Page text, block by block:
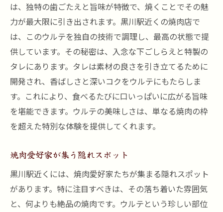
ウルテを食べる際のマナーガイド
黒川駅周辺での焼肉文化を探る
ウルテを楽しむためのおすすめ飲み物
ウルテに合うベストな音楽とは
リーズナブルで贅沢な時間を黒川駅の焼肉店で
過ごす
贅沢を感じるリーズナブルな理由
特別プランでお得感倍増
焼肉と一緒に楽しむドリンクペアリング
贅沢なひとときを楽しむための席選び
ウルテと共に過ごす贅沢な夜
は、独特の歯ごたえと旨味が特徴で、焼くことでその魅
力が最大限に引き出されます。黒川駅近くの焼肉店で
は、このウルテを独自の技術で調理し、最高の状態で提
供しています。その秘密は、入念な下ごしらえと特製の
タレにあります。タレは素材の良さを引き立てるために
開発され、香ばしさと深いコクをウルテにもたらしま
す。これにより、食べるたびに口いっぱいに広がる旨味
を堪能できます。ウルテの美味しさは、単なる焼肉の枠
を超えた特別な体験を提供してくれます。
焼肉愛好家が集う隠れスポット
黒川駅近くには、焼肉愛好家たちが集まる隠れスポット
があります。特に注目すべきは、その落ち着いた雰囲気
と、何よりも絶品の焼肉です。ウルテという珍しい部位